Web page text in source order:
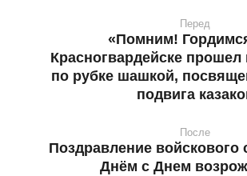
Перед
«Помним!
Красногвардейске прошел
по рубке шашкой,
подвига
После
Поздравление войскового
Днём с Днем